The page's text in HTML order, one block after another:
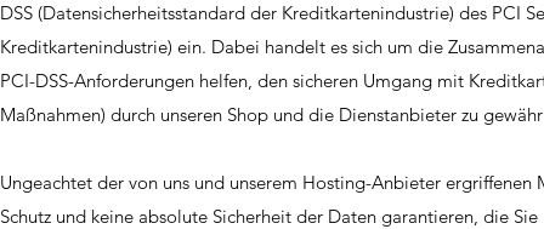
DSS (Datensicherheitsstandard der Kreditkartenindustrie) des PCI
Kreditkartenindustrie) ein. Dabei handelt es sich um die
PCI-DSS-Anforderungen helfen, den sicheren Umgang mit
Maßnahmen) durch unseren Shop und die Dienstanbieter zu
Ungeachtet der von uns und unserem Hosting-Anbieter
Schutz und keine absolute Sicherheit der Daten garantieren, die